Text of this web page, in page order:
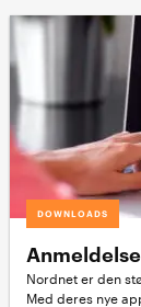
DOWNLOADS
Nordnet er den
Med deres nye